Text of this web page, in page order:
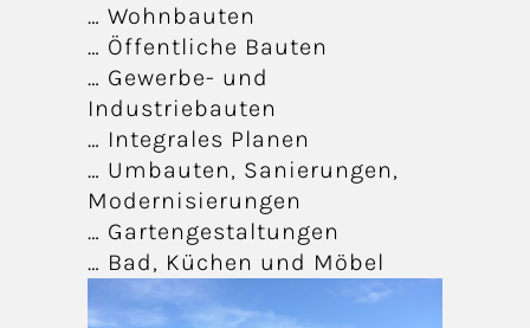
… Wohnbauten
… Öffentliche Bauten
… Gewerbe- und
Industriebauten
… Integrales Planen
… Umbauten, Sanierungen,
Modernisierungen
… Gartengestaltungen
… Bad, Küchen und Möbel